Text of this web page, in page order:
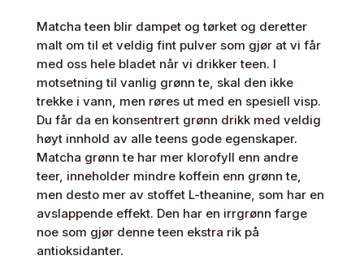
Matcha teen blir dampet og tørket og deretter
malt om til et veldig fint pulver som gjør at vi får
med oss hele bladet når vi drikker teen. I
motsetning til vanlig grønn te, skal den ikke
trekke i vann, men røres ut med en spesiell visp.
Du får da en konsentrert grønn drikk med veldig
høyt innhold av alle teens gode egenskaper.
Matcha grønn te har mer klorofyll enn andre
teer, inneholder mindre koffein enn grønn te,
men desto mer av stoffet L-theanine, som har en
avslappende effekt. Den har en irrgrønn farge
noe som gjør denne teen ekstra rik på
antioksidanter.